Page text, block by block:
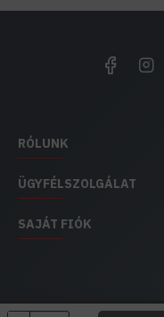
RÓLUNK
ÜGYFÉLSZOLGÁLAT
SAJÁT FIÓK
EH IMPEX /